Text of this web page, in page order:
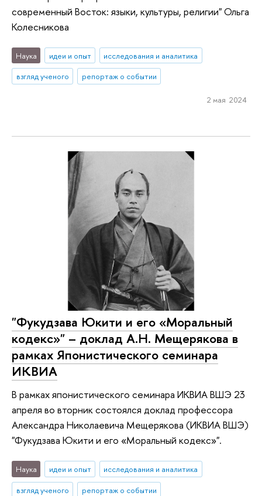
современный Восток: языки, культуры, религии" Ольга
Колесникова
Наука идеи и опыт
исследования и аналитика
взгляд ученого
репортаж о событии
2 мая 2024
"Фукудзава Юкити и его «Моральный
кодекс»" – доклад А.Н. Мещерякова в
рамках Японистического семинара
ИКВИА
В рамках японистического семинара ИКВИА ВШЭ 23
апреля во вторник состоялся доклад профессора
Александра Николаевича Мещерякова (ИКВИА ВШЭ)
"Фукудзава Юкити и его «Моральный кодекс»".
Наука идеи и опыт
исследования и аналитика
взгляд ученого
репортаж о событии